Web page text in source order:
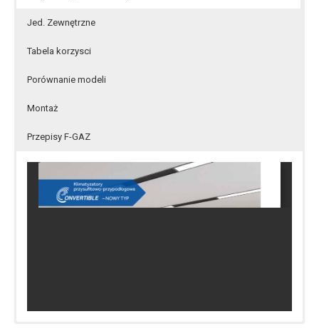
Jed. Zewnętrzne
Tabela korzysci
Porównanie modeli
Montaż
Przepisy F-GAZ